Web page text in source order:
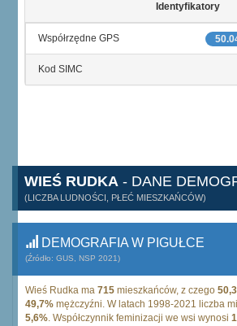
Identyfikatory
Współrzędne GPS
Kod SIMC
WIEŚ RUDKA - DANE
(LICZBA LUDNOŚCI, PŁEĆ MIESZKAŃCÓW)
DEMOGRAFIA W PIGUŁCE
(Źródło: GUS, NSP 2021)
Wieś Rudka ma 715 mieszkańców, z czego
49,7% mężczyźni. W latach 1998-2021 liczba
5,6%. Współczynnik feminizacji we wsi wynosi